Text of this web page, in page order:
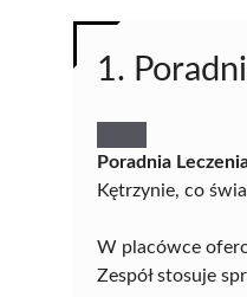
1.
Poradnia
Kętrzynie, co
W placówce
Zespół stosuje